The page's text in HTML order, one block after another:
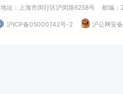
地址：上海市闵行区沪闵路6258号 邮编：
沪ICP备05000742号-2 沪公网安